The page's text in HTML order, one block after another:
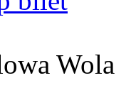
Wola